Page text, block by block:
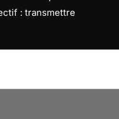
: transmettre